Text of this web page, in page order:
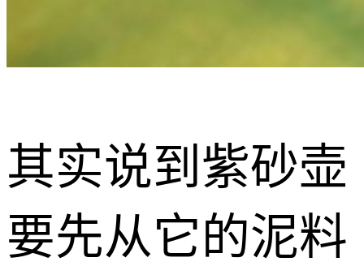
其实说到紫砂壶
要先从它的泥料